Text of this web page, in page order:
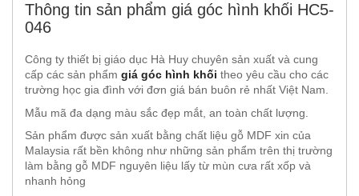
Thông tin sản phẩm giá góc hình khối HC5-
046
Công ty thiết bị giáo dục Hà Huy chuyên sản xuất và cung
cấp các sản phẩm giá góc hình khối theo yêu cầu cho các
trường học gia đình với đơn giá bán buôn rẻ nhất Việt Nam.
Mẫu mã đa dạng màu sắc đẹp mắt, an toàn chất lượng.
Sản phẩm được sản xuất bằng chất liệu gỗ MDF xin của
Malaysia rất bền không như những sản phẩm trên thị trường
làm bằng gỗ MDF nguyên liệu lấy từ mùn cưa rất xốp và
nhanh hỏng